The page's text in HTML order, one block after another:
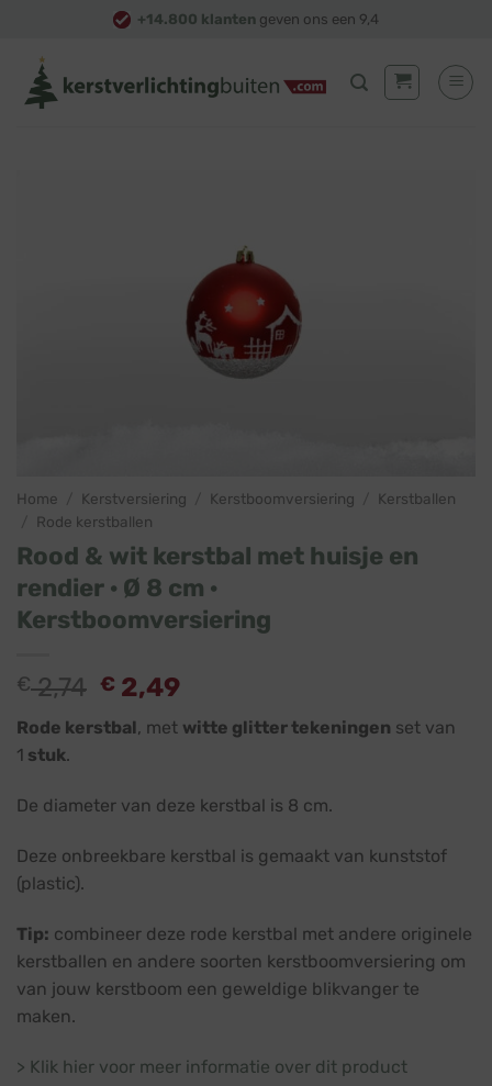
content
+14.800 klanten geven ons een 9,4
Home Kerstversiering Kerstboomversiering
Kerstballen
Rode kerstballen
Rood & wit kerstbal met huisje en
rendier · Ø 8 cm ·
Kerstboomversiering
€2,74 Oorspronkelijke
was:
€ 2,49Huidige
prijs
is:
Rode kerstbal, met witte glitter tekeningen set van
1 stuk.
De diameter van deze kerstbal is 8 cm.
Deze onbreekbare kerstbal is gemaakt van kunststof
(plastic).
Tip: combineer deze rode kerstbal met andere originele
kerstballen en andere soorten kerstboomversiering om
van jouw kerstboom een geweldige blikvanger te
maken.
> Klik hier voor meer informatie over dit product